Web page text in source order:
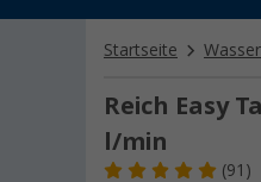
Startseite
Reich Easy
l/min
(91)